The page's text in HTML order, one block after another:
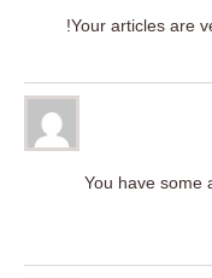
Your articles are
You have some